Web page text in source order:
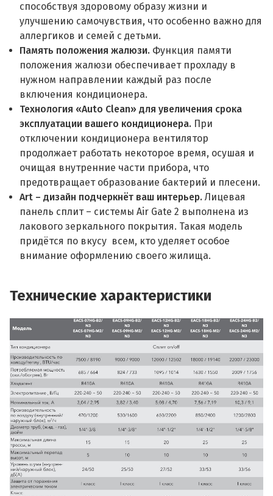
способствуя здоровому образу жизни и
улучшению самочувствия, что особенно важно для
аллергиков и семей с детьми.
Память положения жалюзи. Функция памяти
положения жалюзи обеспечивает прохладу в
нужном направлении каждый раз после
включения кондиционера.
Технология «Auto Clean» для увеличения срока
эксплуатации вашего кондиционера. При
отключении кондиционера вентилятор
продолжает работать некоторое время, осушая и
очищая внутренние части прибора, что
предотвращает образование бактерий и плесени.
Art – дизайн подчеркнёт ваш интерьер. Лицевая
панель сплит – системы Air Gate 2 выполнена из
лакового зеркального покрытия. Такая модель
придётся по вкусу всем, кто уделяет особое
внимание оформлению своего жилища.
Технические характеристики